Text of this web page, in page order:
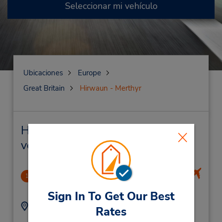
Sign In To Get Our Best
Rates
Seleccionar mi vehículo
Ubicaciones
Europe
Great Britain
Hirwaun - Merthyr
Hirwaun - Merthyr Alquiler de
vehículos y oficinas cercanas
1 Cardiff International Airport
Dirección: